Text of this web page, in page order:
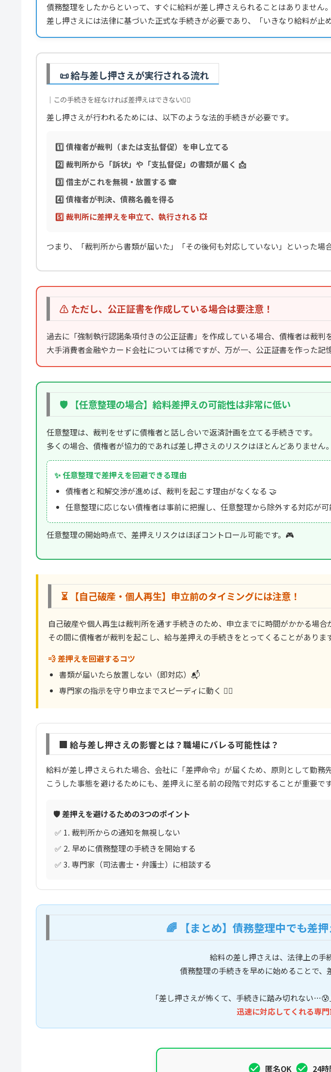
債務整理をしたからといって、すぐに給料が差し押さえられることはありません。
差し押さえには法律に基づいた正式な手続きが必要であり、「いきなり給料が止
📜 給与差し押さえが実行される流れ
｜この手続きを経なければ差押えはできない🙅‍♂️
差し押さえが行われるためには、以下のような法的手続きが必要です。
1️⃣ 債権者が裁判（または支払督促）を申し立てる
2️⃣ 裁判所から「訴状」や「支払督促」の書類が届く 📩
3️⃣ 借主がこれを無視・放置する 🙈
4️⃣ 債権者が判決、債務名義を得る
5️⃣ 裁判所に差押えを申立て、執行される 💥
つまり、「裁判所から書類が届いた」「その後何も対応していない」といった場
⚠️ ただし、公正証書を作成している場合は要注意！
過去に「強制執行認諾条項付きの公正証書」を作成している場合、債権者は裁判
大手消費者金融やカード会社については稀ですが、万が一、公正証書を作った
🛡️ 【任意整理の場合】給料差押えの可能性は非常に低い
任意整理は、裁判をせずに債権者と話し合いで返済計画を立てる手続きです。
多くの場合、債権者が協力的であれば差し押さえのリスクはほとんどありません
✨ 任意整理で差押えを回避できる理由
債権者と和解交渉が進めば、裁判を起こす理由がなくなる 🤝
任意整理に応じない債権者は事前に把握し、任意整理から除外する対応が
任意整理の開始時点で、差押えリスクはほぼコントロール可能です。🎮
⏳ 【自己破産・個人再生】申立前のタイミングには注意！
自己破産や個人再生は裁判所を通す手続きのため、申立までに時間がかかる場合
その間に債権者が裁判を起こし、給与差押えの手続きをとってくることがあります
💨 差押えを回避するコツ
書類が届いたら放置しない（即対応）📬
専門家の指示を守り申立までスピーディに動く 🏃‍♂️
🏢 給与差し押さえの影響とは？職場にバレる可能性は？
給料が差し押さえられた場合、会社に「差押命令」が届くため、原則として勤務
こうした事態を避けるためにも、差押えに至る前の段階で対応することが重要です
🛡️ 差押えを避けるための3つのポイント
✅ 1. 裁判所からの通知を無視しない
✅ 2. 早めに債務整理の手続きを開始する
✅ 3. 専門家（司法書士・弁護士）に相談する
🌈 【まとめ】債務整理中でも差
給料の差し押さえは、法律上の手
債務整理の手続きを早めに始めることで、
「差し押さえが怖くて、手続きに踏み切れない
迅速に対応してくれる専
匿名OK 24